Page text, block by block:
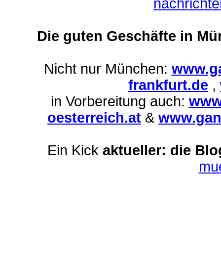
Die guten Geschäfte in
Nicht nur München:
frankfurt.de ,
in Vorbereitung auch:
oesterreich.at &
Ein Kick aktueller: die